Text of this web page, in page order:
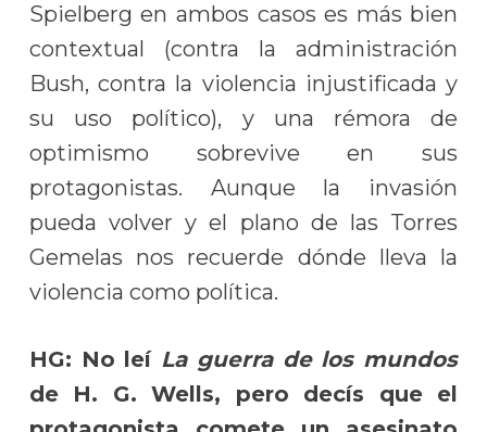
Spielberg en ambos casos es más bien
contextual (contra la administración
Bush, contra la violencia injustificada y
su uso político), y una rémora de
optimismo sobrevive en sus
protagonistas. Aunque la invasión
pueda volver y el plano de las Torres
Gemelas nos recuerde dónde lleva la
violencia como política.
HG: No leí La guerra de los mundos
de H. G. Wells, pero decís que el